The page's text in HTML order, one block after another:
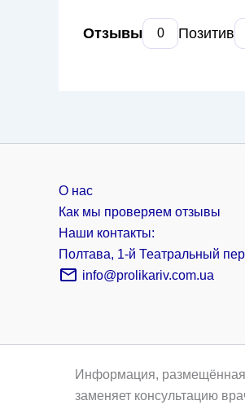
Отзывы 0 Позитив
О нас
Как мы проверяем отзывы
Наши контакты:
Полтава, 1-й Театральный
info@prolikariv.com.ua
Информация, размещённая
заменяет консультацию